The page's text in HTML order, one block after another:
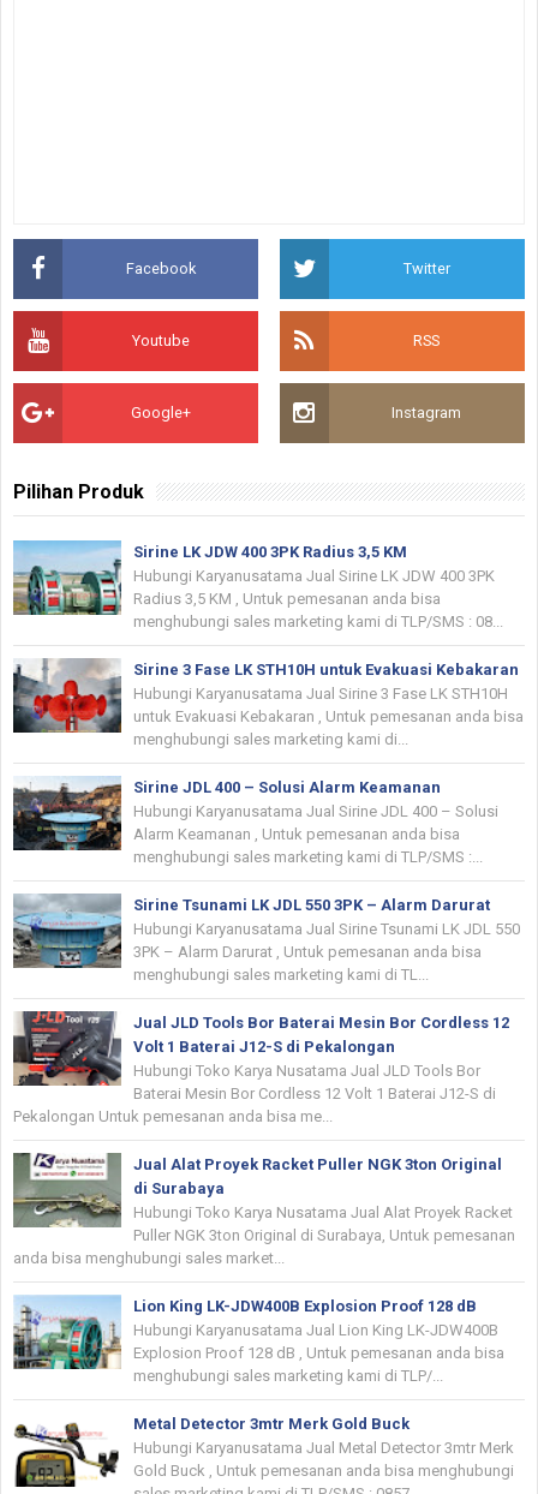
Facebook Twitter
Youtube RSS
Google+ Instagram
Pilihan Produk
Sirine LK JDW 400 3PK Radius 3,5 KM
Hubungi Karyanusatama Jual Sirine LK JDW 400 3PK
Radius 3,5 KM , Untuk pemesanan anda bisa
menghubungi sales marketing kami di TLP/SMS : 08...
Sirine 3 Fase LK STH10H untuk Evakuasi Kebakaran
Hubungi Karyanusatama Jual Sirine 3 Fase LK STH10H
untuk Evakuasi Kebakaran , Untuk pemesanan anda bisa
menghubungi sales marketing kami di...
Sirine JDL 400 – Solusi Alarm Keamanan
Hubungi Karyanusatama Jual Sirine JDL 400 – Solusi
Alarm Keamanan , Untuk pemesanan anda bisa
menghubungi sales marketing kami di TLP/SMS :...
Sirine Tsunami LK JDL 550 3PK – Alarm Darurat
Hubungi Karyanusatama Jual Sirine Tsunami LK JDL 550
3PK – Alarm Darurat , Untuk pemesanan anda bisa
menghubungi sales marketing kami di TL...
Jual JLD Tools Bor Baterai Mesin Bor Cordless 12
Volt 1 Baterai J12-S di Pekalongan
Hubungi Toko Karya Nusatama Jual JLD Tools Bor
Baterai Mesin Bor Cordless 12 Volt 1 Baterai J12-S di
Pekalongan Untuk pemesanan anda bisa me...
Jual Alat Proyek Racket Puller NGK 3ton Original
di Surabaya
Hubungi Toko Karya Nusatama Jual Alat Proyek Racket
Puller NGK 3ton Original di Surabaya, Untuk pemesanan
anda bisa menghubungi sales market...
Lion King LK-JDW400B Explosion Proof 128 dB
Hubungi Karyanusatama Jual Lion King LK-JDW400B
Explosion Proof 128 dB , Untuk pemesanan anda bisa
menghubungi sales marketing kami di TLP/...
Metal Detector 3mtr Merk Gold Buck
Hubungi Karyanusatama Jual Metal Detector 3mtr Merk
Gold Buck , Untuk pemesanan anda bisa menghubungi